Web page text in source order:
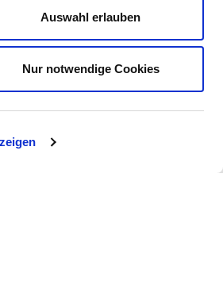
Auswahl erlauben
Nur notwendige Cookies